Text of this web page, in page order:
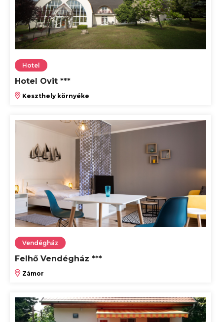
Hotel
Hotel Ovit ***
Keszthely környéke
Vendégház
Felhő Vendégház ***
Zámor